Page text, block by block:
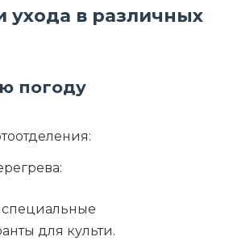
ухода в различных
погоду
специальные
для культи.